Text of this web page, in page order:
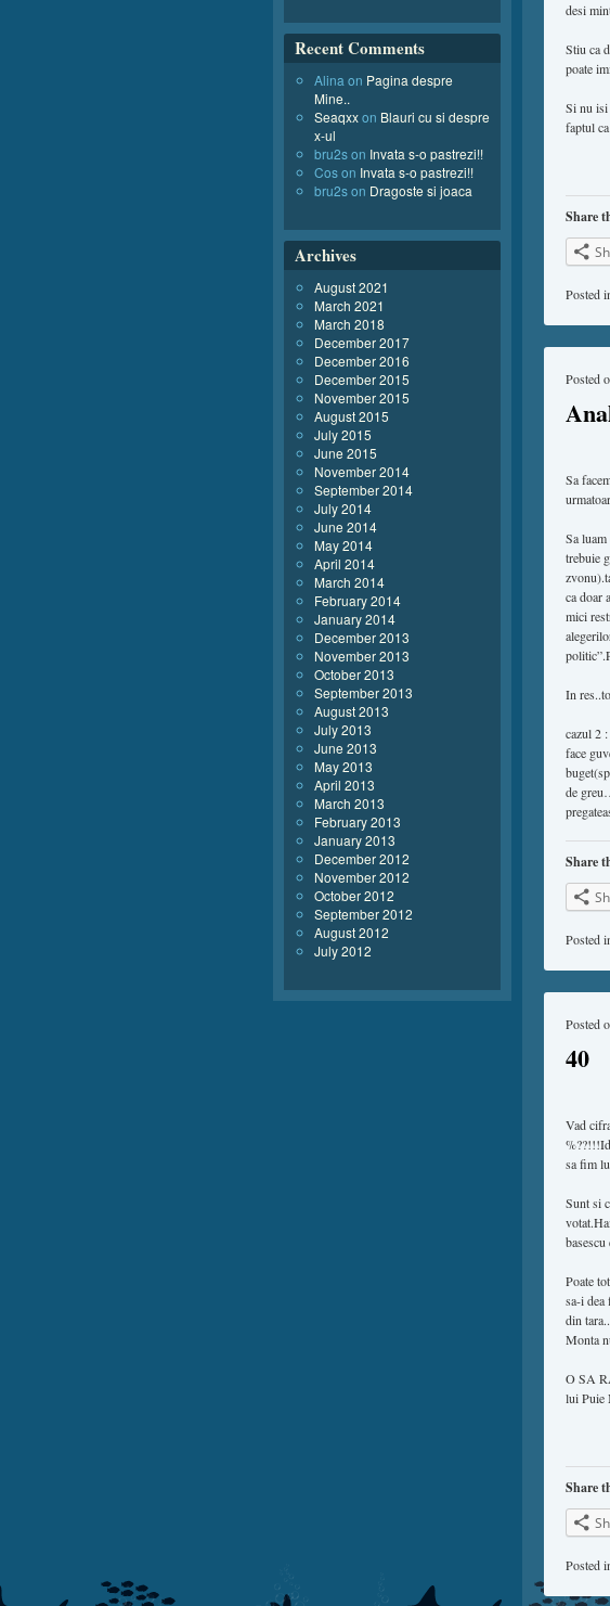
desi
Stiu ca
poate
Si nu isi
faptul
Share
Posted
Posted
Sa
Sa
trebuie
ca doar
mici
In
cazul 2
face
de
Share
Posted
40
Posted
Vad
sa fim
Sunt si
Poate
sa-i dea
din
Monta
O SA
lui Puie
Share
Posted
Recent Comments
Alina on Pagina despre
Mine..
Seaqxxon Blauri cu si despre
x-ul
bru2son Invata s-o pastrezi!!
Coson Invata s-o pastrezi!!
bru2son Dragoste si joaca
Archives
August 2021
March 2021
March 2018
December 2017
December 2016
December 2015
November 2015
August 2015
July 2015
June 2015
November 2014
September 2014
July 2014
June 2014
May 2014
April 2014
March 2014
February 2014
January 2014
December 2013
November 2013
October 2013
September 2013
August 2013
July 2013
June 2013
May 2013
April 2013
March 2013
February 2013
January 2013
December 2012
November 2012
October 2012
September 2012
August 2012
July 2012